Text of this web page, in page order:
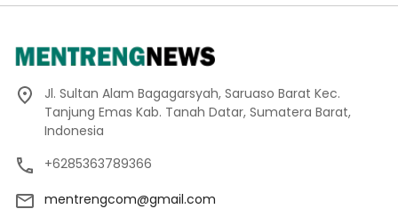
Jl. Sultan Alam Bagagarsyah, Saruaso Barat Kec.
Tanjung Emas Kab. Tanah Datar, Sumatera Barat,
Indonesia
+6285363789366
mentrengcom@gmail.com